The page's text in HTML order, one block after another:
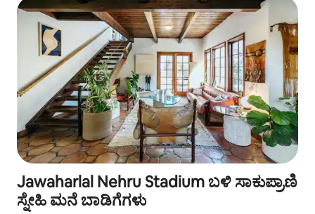
Jawaharlal Nehru Stadium ಬಳಿ ಸಾಕುಪ್ರಾಣಿ
ಸ್ನೇಹಿ ಮನೆ ಬಾಡಿಗೆಗಳು